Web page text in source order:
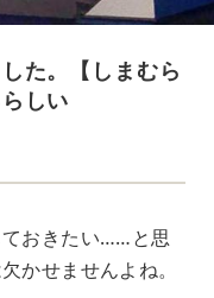
た。【しまむら
しい
ておきたい……と思
かせませんよね。